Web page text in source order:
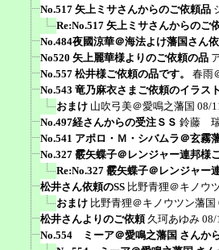
No.517 矢上ミサさんからのご依頼品
Re:No.517 矢上ミサさんからのご
No.484夜國涼華＠海法よけ藩国さん
No520 矢上麗華様よりのご依頼の品
No.557 松井様ご依頼の品です。
春雨
No.543 竜乃麻衣さまご依頼のイラスト
おまけ 山吹弓美＠愛鳴之藩国 08/
No.497経さんからの受注ＳＳ 鈴藤 瑞
No.541 アポロ・Ｍ・シバムラ＠玄霧
No.327 霰矢蝶子＠レンジャー連邦様
Re:No.327 霰矢蝶子＠レンジャー
松井さん依頼のSS 比野青狸＠キノウ
おまけ 比野青狸＠キノウツン藩国
松井さんよりのご依頼 久珂あゆみ 08/
No.554 ミーア＠愛鳴之藩国 さんか